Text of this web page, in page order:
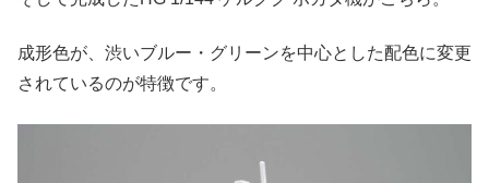
成形色が、渋いブルー・グリーンを中心とした配色に変更
されているのが特徴です。